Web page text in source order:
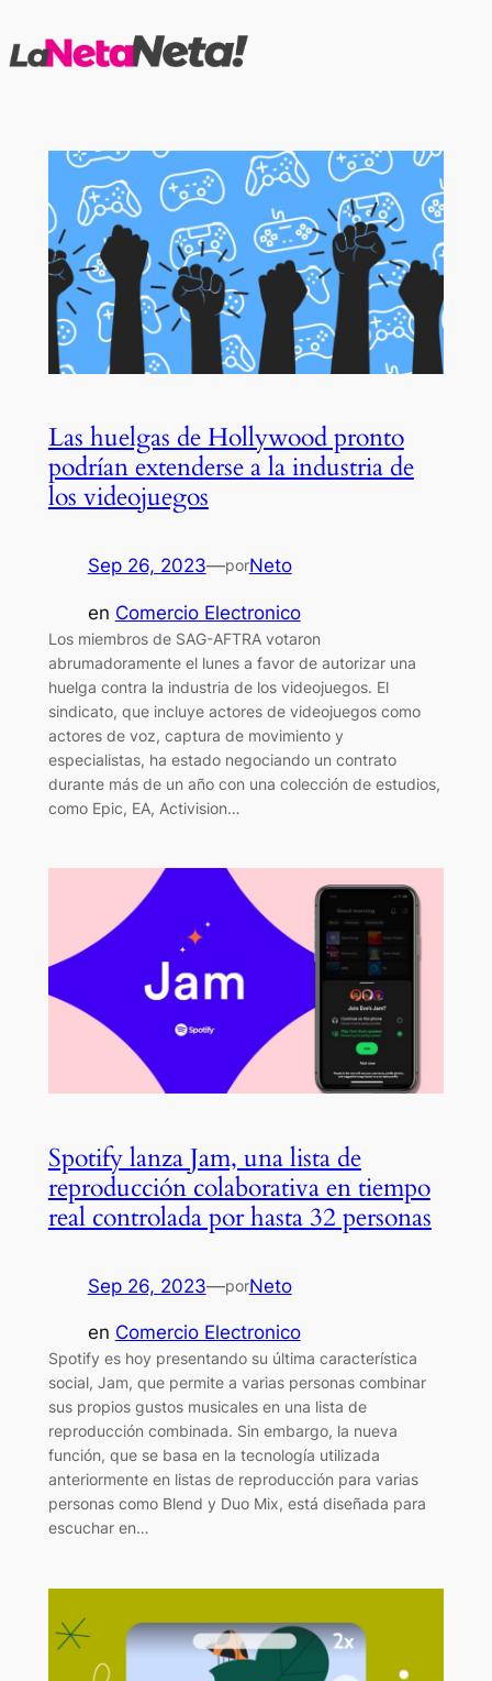
al
Las huelgas de Hollywood pronto
podrían extenderse a la industria de
los videojuegos
Sep 26, 2023—porNeto
en Comercio Electronico
Los miembros de SAG-AFTRA votaron
abrumadoramente el lunes a favor de autorizar una
huelga contra la industria de los videojuegos. El
sindicato, que incluye actores de videojuegos como
actores de voz, captura de movimiento y
especialistas, ha estado negociando un contrato
durante más de un año con una colección de estudios,
como Epic, EA, Activision…
Spotify lanza Jam, una lista de
reproducción colaborativa en tiempo
real controlada por hasta 32 personas
Sep 26, 2023—porNeto
en Comercio Electronico
Spotify es hoy presentando su última característica
social, Jam, que permite a varias personas combinar
sus propios gustos musicales en una lista de
reproducción combinada. Sin embargo, la nueva
función, que se basa en la tecnología utilizada
anteriormente en listas de reproducción para varias
personas como Blend y Duo Mix, está diseñada para
escuchar en…